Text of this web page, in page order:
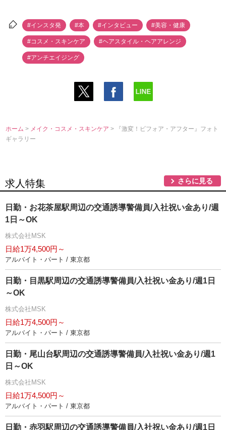
#インスタ発 #本 #インタビュー #美容・健康
#コスメ・スキンケア #ヘアスタイル・ヘアアレンジ
#アンチエイジング
ホーム > メイク・コスメ・スキンケア> 『激変！ビフォア・アフター』フォト
ギャラリー
求人特集 さらに見る
日勤・お花茶屋駅周辺の交通誘導警備員/入社祝い金あり/週
1日～OK
株式会社MSK
日給1万4,500円～
アルバイト・パート / 東京都
日勤・目黒駅周辺の交通誘導警備員/入社祝い金あり/週1日
～OK
株式会社MSK
日給1万4,500円～
アルバイト・パート / 東京都
日勤・尾山台駅周辺の交通誘導警備員/入社祝い金あり/週1
日～OK
株式会社MSK
日給1万4,500円～
アルバイト・パート / 東京都
日勤・赤羽駅周辺の交通誘導警備員/入社祝い金あり/週1日